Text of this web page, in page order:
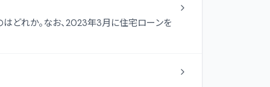
どれか。なお、2023年3月に住宅ローンを